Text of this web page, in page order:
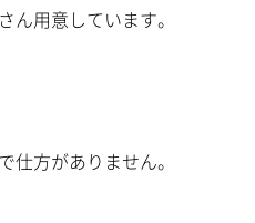
ん用意しています。
仕方がありません。